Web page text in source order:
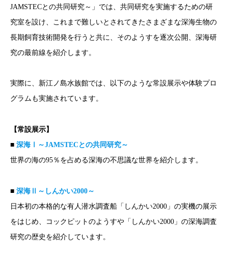
JAMSTECとの共同研究～」では、共同研究を実施するための研
究室を設け、これまで難しいとされてきたさまざまな深海生物の
長期飼育技術開発を行うと共に、そのようすを逐次公開、深海研
究の最前線を紹介します。
実際に、新江ノ島水族館では、以下のような常設展示や体験プロ
グラムも実施されています。
【常設展示】
■ 深海Ⅰ～JAMSTECとの共同研究～
世界の海の95％を占める深海の不思議な世界を紹介します。
■ 深海Ⅱ～しんかい2000～
日本初の本格的な有人潜水調査船「しんかい2000」の実機の展示
をはじめ、コックピットのようすや「しんかい2000」の深海調査
研究の歴史を紹介しています。